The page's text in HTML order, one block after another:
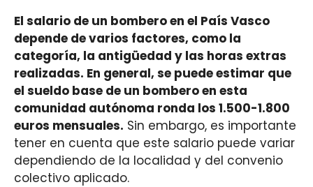
El salario de un bombero en el País Vasco
depende de varios factores, como la
categoría, la antigüedad y las horas extras
realizadas. En general, se puede estimar que
el sueldo base de un bombero en esta
comunidad autónoma ronda los 1.500-1.800
euros mensuales. Sin embargo, es importante
tener en cuenta que este salario puede variar
dependiendo de la localidad y del convenio
colectivo aplicado.